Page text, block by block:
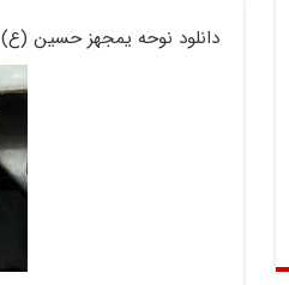
دانلود نوحه یمجهز حسین (ع)